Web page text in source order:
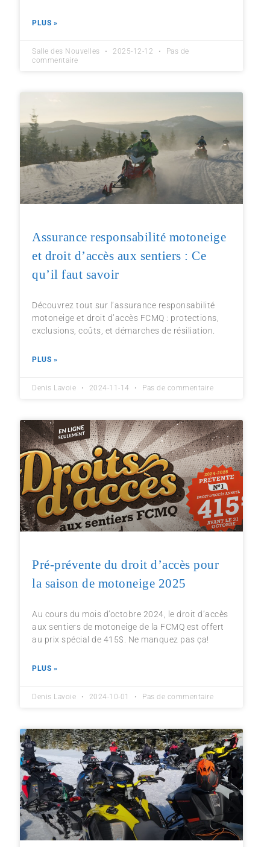
PLUS »
Salle des Nouvelles 2025-12-12
Pas de
commentaire
Assurance responsabilité motoneige
et droit d’accès aux sentiers : Ce
qu’il faut savoir
Découvrez tout sur l’assurance responsabilité
motoneige et droit d’accès FCMQ : protections,
exclusions, coûts, et démarches de résiliation.
PLUS »
Denis Lavoie 2024-11-14 Pas de commentaire
Pré-prévente du droit d’accès pour
la saison de motoneige 2025
Au cours du mois d’octobre 2024, le droit d’accès
aux sentiers de motoneige de la FCMQ est offert
au prix spécial de 415$. Ne manquez pas ça!
PLUS »
Denis Lavoie 2024-10-01 Pas de commentaire